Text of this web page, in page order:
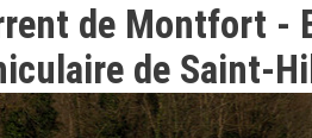
de Montfort -
de Saint-